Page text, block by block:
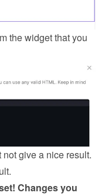
the widget that you
give a nice result.
Changes you